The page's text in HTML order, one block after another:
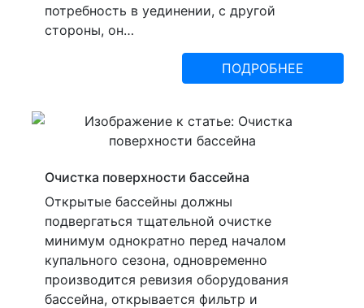
потребность в уединении, с другой
стороны, он…
ПОДРОБНЕЕ
Очистка поверхности бассейна
Открытые бассейны должны
подвергаться тщательной очистке
минимум однократно перед началом
купального сезона, одновременно
производится ревизия оборудования
бассейна, открывается фильтр и